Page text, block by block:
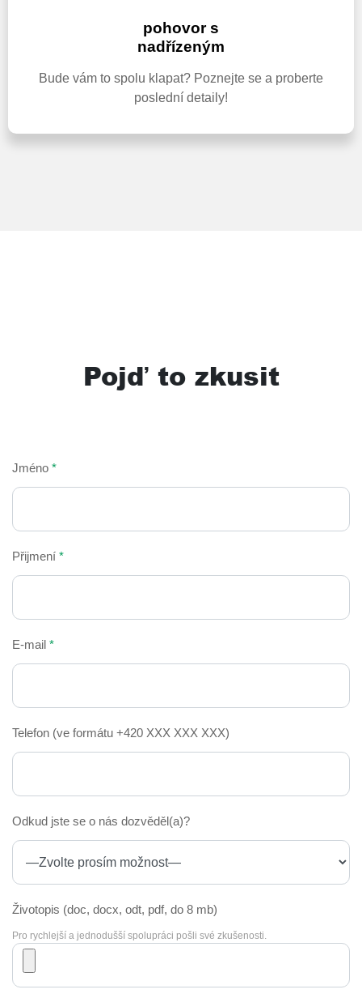
pohovor s
nadřízeným
Bude vám to spolu klapat? Poznejte se a proberte
poslední detaily!
Pojď to zkusit
Jméno *
Přijmení *
E-mail *
Telefon (ve formátu +420 XXX XXX XXX)
Odkud jste se o nás dozvěděl(a)?
Životopis (doc, docx, odt, pdf, do 8 mb)
Pro rychlejší a jednodušší spolupráci pošli své zkušenosti.